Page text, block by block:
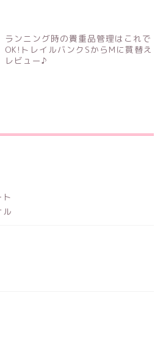
ランニング時の貴重品管理はこれで
OK!トレイルバンクSからMに買替え
レビュー♪
ル